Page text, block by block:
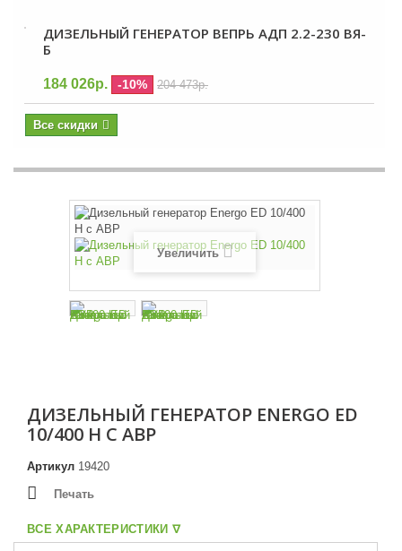
ДИЗЕЛЬНЫЙ ГЕНЕРАТОР ВЕПРЬ АДП 2.2-230 ВЯ-
Б
184 026р. -10% 204 473р.
Все скидки
Увеличить
ДИЗЕЛЬНЫЙ ГЕНЕРАТОР ENERGO ED
10/400 H С АВР
Артикул 19420
Печать
ВСЕ ХАРАКТЕРИСТИКИ ᐁ